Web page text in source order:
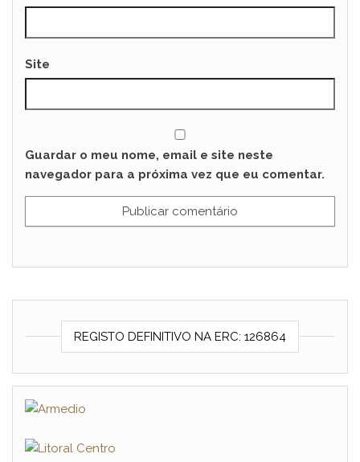
Site
Guardar o meu nome, email e site neste
navegador para a próxima vez que eu comentar.
REGISTO DEFINITIVO NA ERC: 126864